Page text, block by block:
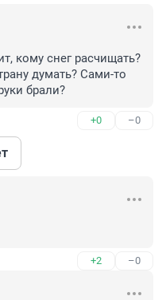
кому снег расчищать?
думать? Сами-то
брали?
+0 –0
+2 –0